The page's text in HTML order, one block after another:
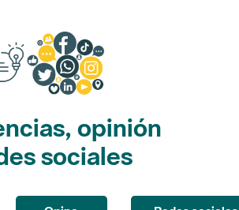
opinión
sociales